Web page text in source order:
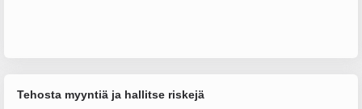
Tehosta myyntiä ja hallitse riskejä